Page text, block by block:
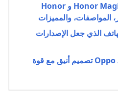
مراجعة شاملة لـ Honor Magic8 و Honor
آيفون 17: الهاتف الذي جعل الإصدارات
رسميًا هاتف Oppo A6 Pro تصميم أنيق مع قوة